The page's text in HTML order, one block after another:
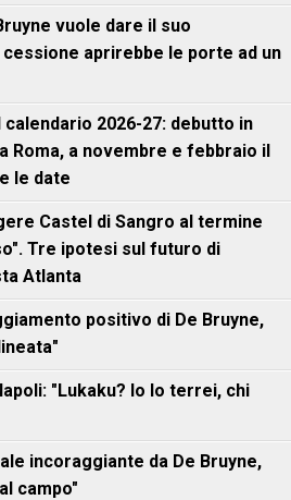
vuole dare il suo
aprirebbe le porte ad un
calendario 2026-27: debutto in
Roma, a novembre e febbraio il
le date
Castel di Sangro al termine
Tre ipotesi sul futuro di
Atlanta
positivo di De Bruyne,
"Lukaku? Io lo terrei, chi
incoraggiante da De Bruyne,
campo"